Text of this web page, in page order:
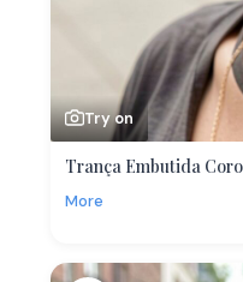
Try on
Trança Embutida
More